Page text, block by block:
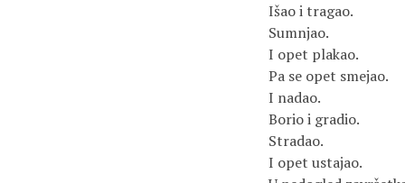
Išao i tragao.
Sumnjao.
I opet plakao.
Pa se opet smejao.
I nadao.
Borio i gradio.
Stradao.
I opet ustajao.